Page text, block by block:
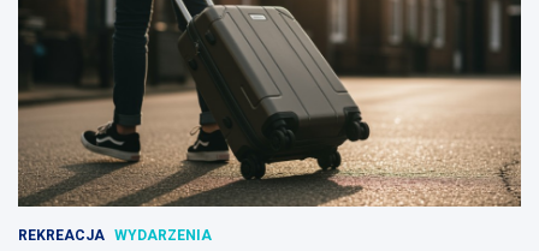
REKREACJA WYDARZENIA